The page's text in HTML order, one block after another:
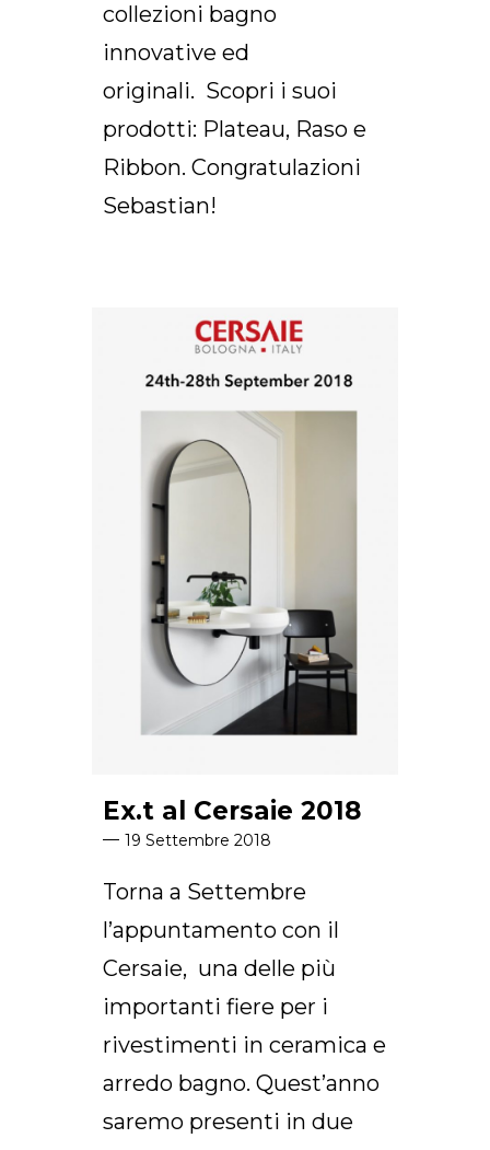
collezioni bagno
innovative ed
originali. Scopri i suoi
prodotti: Plateau, Raso e
Ribbon. Congratulazioni
Sebastian!
Ex.t al Cersaie 2018
19 Settembre 2018
Torna a Settembre
l’appuntamento con il
Cersaie, una delle più
importanti fiere per i
rivestimenti in ceramica e
arredo bagno. Quest’anno
saremo presenti in due